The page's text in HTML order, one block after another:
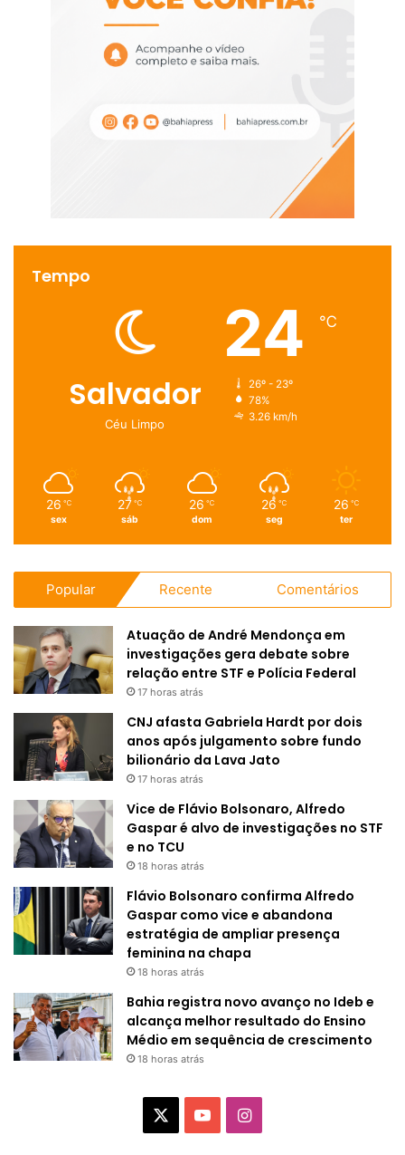
Tempo
Salvador
Céu Limpo
24 ℃
26º - 23º
78%
3.26 km/h
26 ℃
sex
27 ℃
sáb
26 ℃
dom
26 ℃
seg
26 ℃
ter
Popular Recente Comentários
Atuação de André Mendonça em
investigações gera debate sobre
relação entre STF e Polícia Federal
17 horas atrás
CNJ afasta Gabriela Hardt por dois
anos após julgamento sobre fundo
bilionário da Lava Jato
17 horas atrás
Vice de Flávio Bolsonaro, Alfredo
Gaspar é alvo de investigações no STF
e no TCU
18 horas atrás
Flávio Bolsonaro confirma Alfredo
Gaspar como vice e abandona
estratégia de ampliar presença
feminina na chapa
18 horas atrás
Bahia registra novo avanço no Ideb e
alcança melhor resultado do Ensino
Médio em sequência de crescimento
18 horas atrás
I